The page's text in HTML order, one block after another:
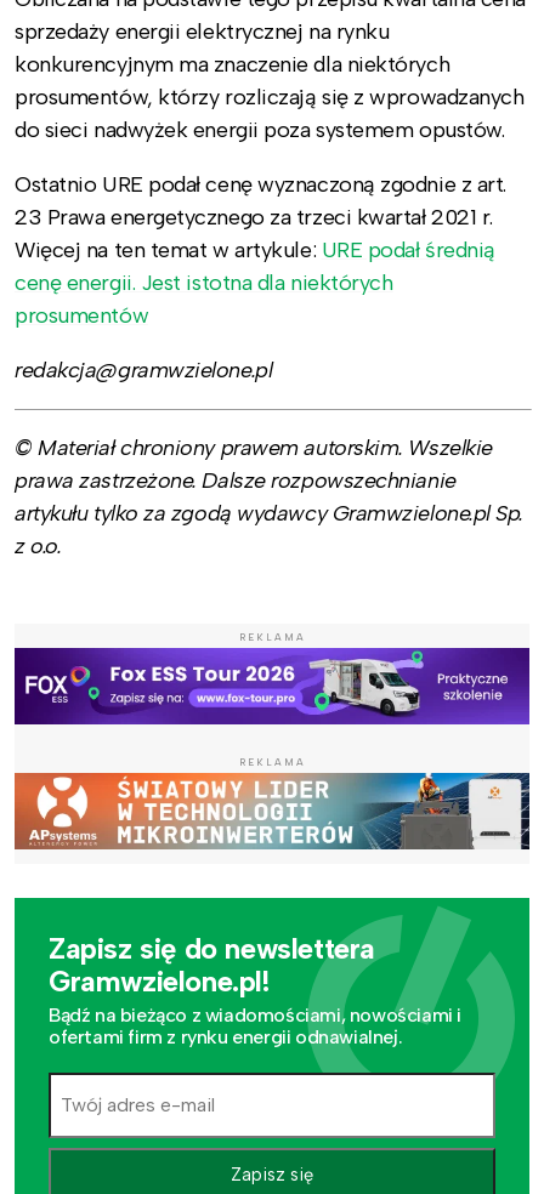
sprzedaży energii elektrycznej na rynku
konkurencyjnym ma znaczenie dla niektórych
prosumentów, którzy rozliczają się z wprowadzanych
do sieci nadwyżek energii poza systemem opustów.
Ostatnio URE podał cenę wyznaczoną zgodnie z art.
23 Prawa energetycznego za trzeci kwartał 2021 r.
Więcej na ten temat w artykule: URE podał średnią
cenę energii. Jest istotna dla niektórych
prosumentów
redakcja@gramwzielone.pl
© Materiał chroniony prawem autorskim. Wszelkie
prawa zastrzeżone. Dalsze rozpowszechnianie
artykułu tylko za zgodą wydawcy Gramwzielone.pl Sp.
z o.o.
REKLAMA
REKLAMA
Zapisz się do newslettera
Gramwzielone.pl!
Bądź na bieżąco z wiadomościami, nowościami i
ofertami firm z rynku energii odnawialnej.
Zapisz się